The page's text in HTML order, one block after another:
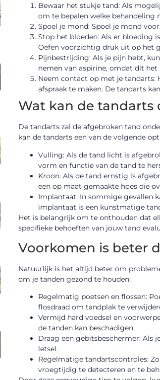
Bewaar het stukje tand: Als
om te bepalen welke behandeling
Spoel je mond: Spoel je mond
Stop het bloeden: Als er bloeding
Oefen voorzichtig druk uit op het
Pijnbestrijding: Als je pijn hebt,
nemen van aspirine, omdat dit het
Neem contact op met je
afspraak te maken. De tandarts
Wat kan de tandarts
De tandarts zal de afgebroken tand
kan de tandarts een van de volgende
Vulling: Als de tand licht is
vorm en functie van de tand te
Kroon: Als de tand ernstig is
een op maat gemaakte hoes die
Implantaat: In sommige gevallen
implantaat is een kunstmatige
Het is belangrijk om te onthouden dat
specifieke behoeften van jouw tand
Voorkomen is beter
Natuurlijk is het altijd beter om
om je tanden gezond te houden:
Regelmatig poetsen en flossen:
flosdraad om tandplak te
Vermijd hard voedsel en
de tanden kan beschadigen.
Draag een gebitsbeschermer: Als
letsel.
Regelmatige tandartscontroles:
vroegtijdig te detecteren en te